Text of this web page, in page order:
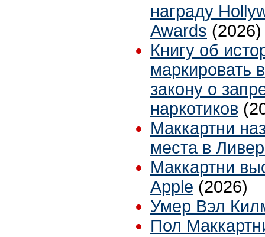
награду
Awards (2026)
Книгу об
маркировать
закону о
наркотиков
Маккартни
места в
Маккартни
Apple (2026)
Умер Вэл
Пол